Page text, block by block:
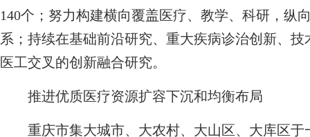
140个；努力构建横向覆盖医疗、教学、科研，纵
系；持续在基础前沿研究、重大疾病诊治创新、
医工交叉的创新融合研究。
推进优质医疗资源扩容下沉和均衡布局
重庆市集大城市、大农村、大山区、大库区于